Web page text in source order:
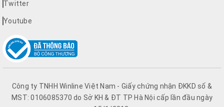
Twitter
Youtube
Công ty TNHH Winline Việt Nam - Giấy chứng nhận ĐKKD số &
MST: 0106085370 do Sở KH & ĐT TP Hà Nội cấp lần đầu ngày